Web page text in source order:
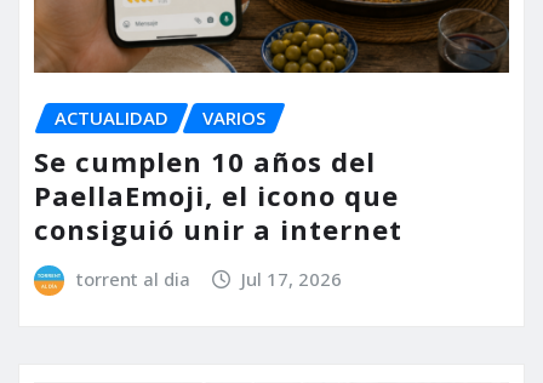
ACTUALIDAD VARIOS
Se cumplen 10 años del
PaellaEmoji, el icono que
consiguió unir a internet
torrent al dia Jul 17, 2026